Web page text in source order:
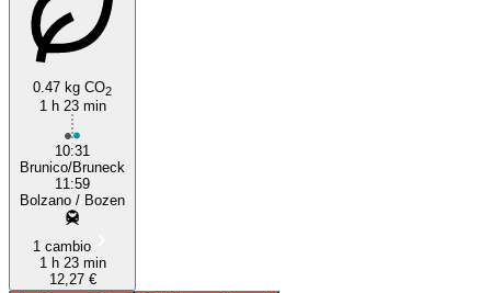
0.47 kg CO2
1 h 23 min
10:31
Brunico/Bruneck
11:59
Bolzano / Bozen
1 cambio
1 h 23 min
12,27 €